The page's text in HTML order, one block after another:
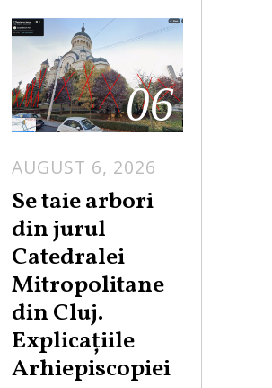
06
AUGUST 6, 2026
Se taie arbori
din jurul
Catedralei
Mitropolitane
din Cluj.
Explicațiile
Arhiepiscopiei